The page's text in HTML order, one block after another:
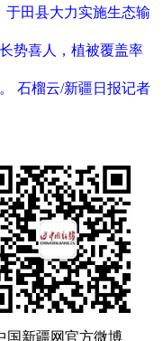
于田县大力实施生态输
势喜人，植被覆盖率
石榴云/新疆日报记者
国新疆网官方微博